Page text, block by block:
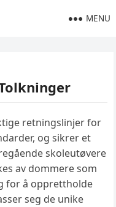
MENU
retningslinjer for
og sikrer et
skoleutøvere
av dommere som
for å opprettholde
seg de unike